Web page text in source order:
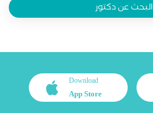
البحث عن دكتور
Download
App Store